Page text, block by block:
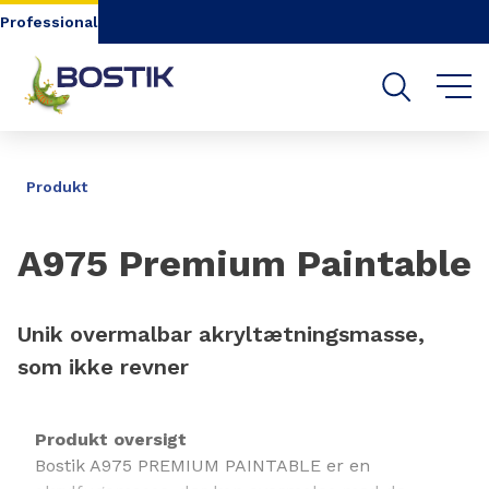
Go to content
Professional
Produkt
A975 Premium Paintable
Unik overmalbar akryltætningsmasse,
som ikke revner
Produkt oversigt
Bostik A975 PREMIUM PAINTABLE er en